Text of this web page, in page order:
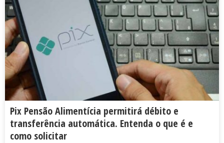
Pix Pensão Alimentícia permitirá débito e
transferência automática. Entenda o que é e
como solicitar